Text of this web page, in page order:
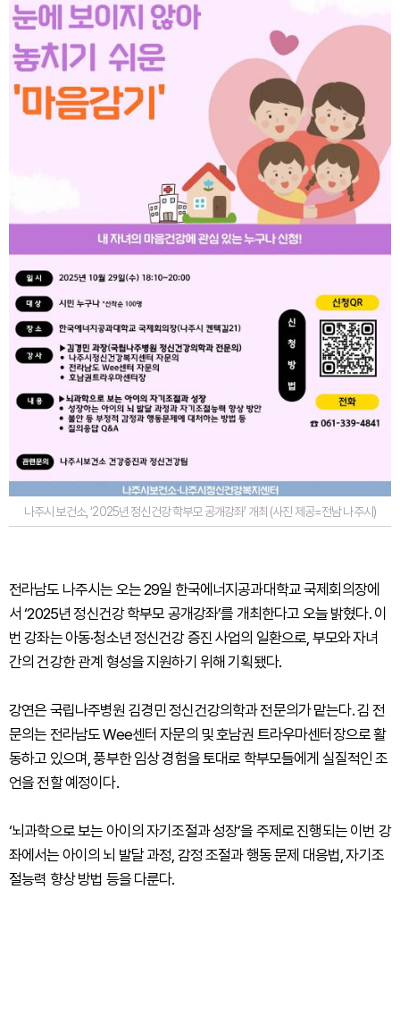
나주시 보건소, ‘2025년 정신건강 학부모 공개강좌’ 개최 (사진 제공=전남 나주시)
전라남도 나주시는 오는 29일 한국에너지공과대학교 국제회의장에
서 ‘2025년 정신건강 학부모 공개강좌’를 개최한다고 오늘 밝혔다. 이
번 강좌는 아동·청소년 정신건강 증진 사업의 일환으로, 부모와 자녀
간의 건강한 관계 형성을 지원하기 위해 기획됐다.
강연은 국립나주병원 김경민 정신건강의학과 전문의가 맡는다. 김 전
문의는 전라남도 Wee센터 자문의 및 호남권 트라우마센터장으로 활
동하고 있으며, 풍부한 임상 경험을 토대로 학부모들에게 실질적인 조
언을 전할 예정이다.
‘뇌과학으로 보는 아이의 자기조절과 성장’을 주제로 진행되는 이번 강
좌에서는 아이의 뇌 발달 과정, 감정 조절과 행동 문제 대응법, 자기조
절능력 향상 방법 등을 다룬다.